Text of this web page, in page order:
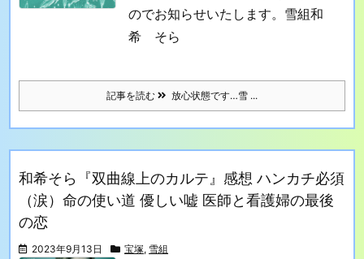
のでお知らせいたします。 雪組和
希 そら
記事を読む 放心状態です…雪 ...
和希そら『双曲線上のカルテ』感想 ハンカチ必須
（涙）命の使い道 優しい嘘 医師と看護婦の最後
の恋
2023年9月13日 宝塚, 雪組